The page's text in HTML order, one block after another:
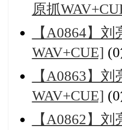
原抓
【A0864】
WAV+CUE]
【A0863】
WAV+CUE]
【A0862】